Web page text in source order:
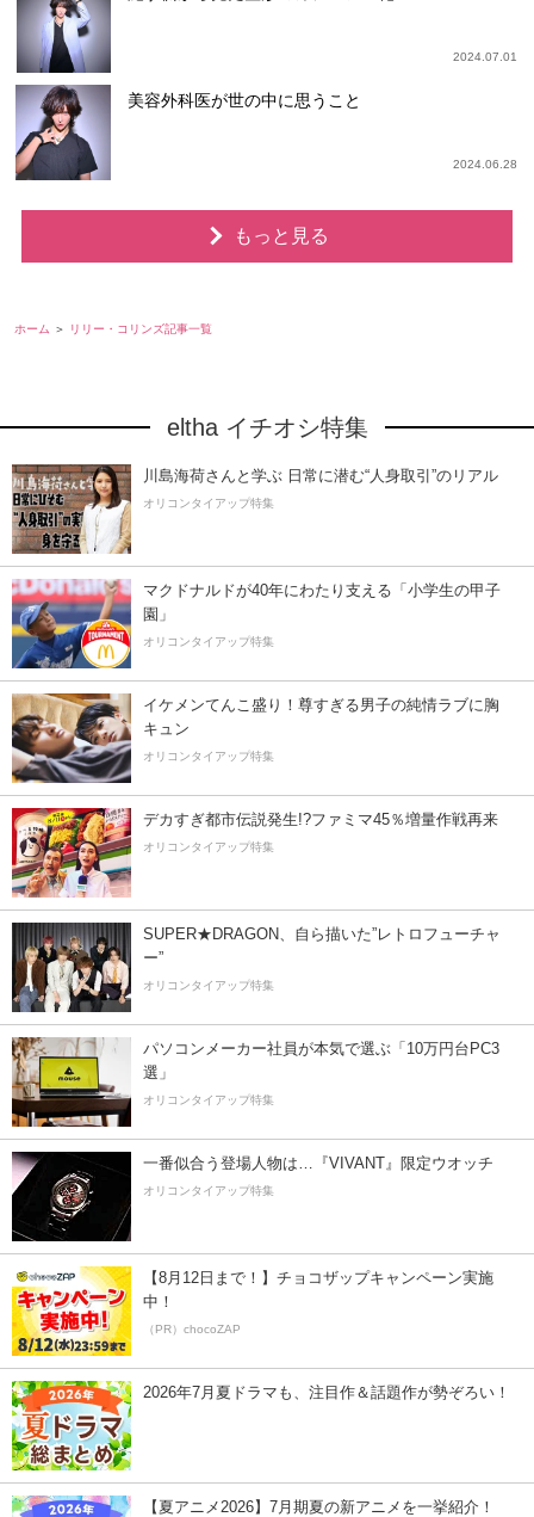
2024.07.01
美容外科医が世の中に思うこと
2024.06.28
もっと見る
ホーム リリー・コリンズ記事一覧
eltha イチオシ特集
川島海荷さんと学ぶ 日常に潜む“人身取引”のリアル
オリコンタイアップ特集
マクドナルドが40年にわたり支える「小学生の甲子
園」
オリコンタイアップ特集
イケメンてんこ盛り！尊すぎる男子の純情ラブに胸
キュン
オリコンタイアップ特集
デカすぎ都市伝説発生!?ファミマ45％増量作戦再来
オリコンタイアップ特集
SUPER★DRAGON、自ら描いた”レトロフューチャ
ー”
オリコンタイアップ特集
パソコンメーカー社員が本気で選ぶ「10万円台PC3
選」
オリコンタイアップ特集
一番似合う登場人物は…『VIVANT』限定ウオッチ
オリコンタイアップ特集
【8月12日まで！】チョコザップキャンペーン実施
中！
（PR）chocoZAP
2026年7月夏ドラマも、注目作＆話題作が勢ぞろい！
【夏アニメ2026】7月期夏の新アニメを一挙紹介！